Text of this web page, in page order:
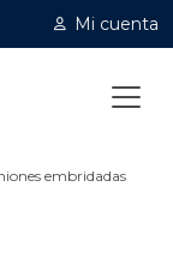
Mi cuenta
embridadas